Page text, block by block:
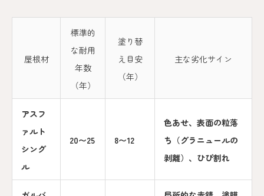
屋根材
標準的
な耐用
年数
（年）
塗り替
え目安
（年）
主な劣化サイン
アスフ
ァルト
シング
ル
20〜25 8〜12
色あせ、表面の粒落
ち（グラニュールの
剥離）、ひび割れ